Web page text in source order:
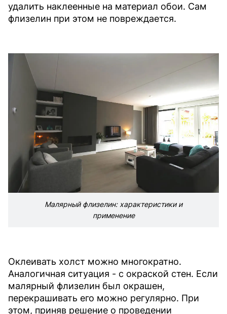
удалить наклеенные на материал обои. Сам
флизелин при этом не повреждается.
Малярный флизелин: характеристики и
применение
Оклеивать холст можно многократно.
Аналогичная ситуация - с окраской стен. Если
малярный флизелин был окрашен,
перекрашивать его можно регулярно. При
этом, приняв решение о проведении